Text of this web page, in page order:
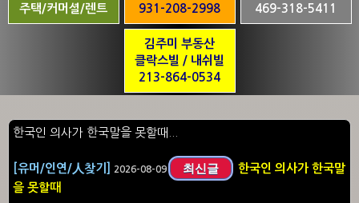
주택/커머셜/렌트
931-208-2998
469-318-5411
김주미 부동산
클락스빌 / 내쉬빌
213-864-0534
한국인 의사가 한국말을 못할때...
[유머/인연/人찾기] 2026-08-09 최신글
한국인 의사가 한국말
을 못할때